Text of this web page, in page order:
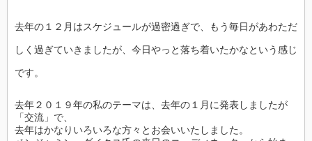
去年の１２月はスケジュールが過密過ぎで、もう毎日があわただ
しく過ぎていきましたが、今日やっと落ち着いたかなという感じ
です。
去年２０１９年の私のテーマは、去年の１月に発表しましたが
「交流」で、
去年はかなりいろいろな方々とお会いいたしました。